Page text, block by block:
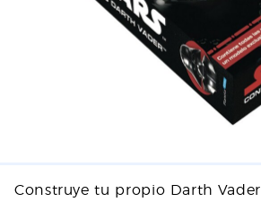
Construye tu propio Darth Vader